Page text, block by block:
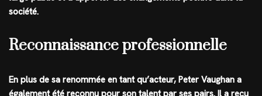
société.
Reconnaissance professionnelle
En plus de sa renommée en tant qu’acteur, Peter Vaughan a
également été reconnu pour son talent par ses pairs. Il a reçu